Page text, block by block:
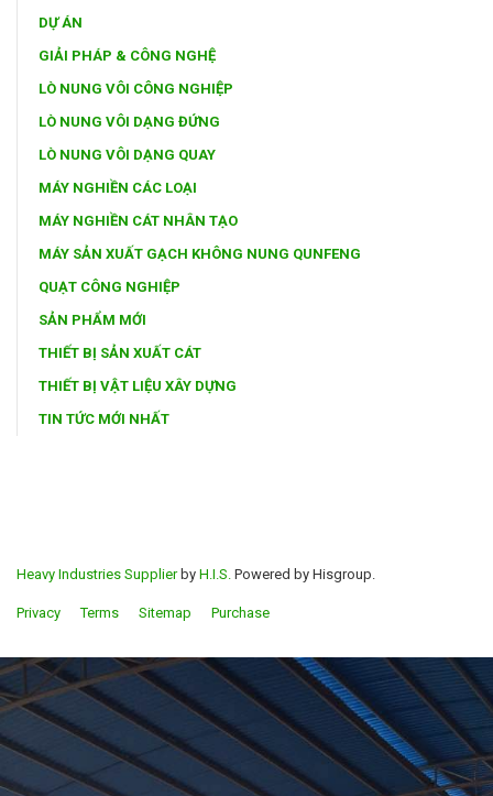
DỰ ÁN
GIẢI PHÁP & CÔNG NGHỆ
LÒ NUNG VÔI CÔNG NGHIỆP
LÒ NUNG VÔI DẠNG ĐỨNG
LÒ NUNG VÔI DẠNG QUAY
MÁY NGHIỀN CÁC LOẠI
MÁY NGHIỀN CÁT NHÂN TẠO
MÁY SẢN XUẤT GẠCH KHÔNG NUNG QUNFENG
QUẠT CÔNG NGHIỆP
SẢN PHẨM MỚI
THIẾT BỊ SẢN XUẤT CÁT
THIẾT BỊ VẬT LIỆU XÂY DỰNG
TIN TỨC MỚI NHẤT
Heavy Industries Supplierby H.I.S. Powered by Hisgroup.
Privacy Terms Sitemap Purchase